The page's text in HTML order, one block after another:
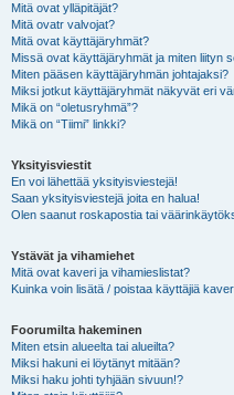
Mitä ovat ylläpitäjät?
Mitä ovatr valvojat?
Mitä ovat käyttäjäryhmät?
Missä ovat käyttäjäryhmät ja miten liityn
Miten pääsen käyttäjäryhmän johtajaksi?
Miksi jotkut käyttäjäryhmät näkyvät eri
Mikä on “oletusryhmä”?
Mikä on “Tiimi” linkki?
Yksityisviestit
En voi lähettää yksityisviestejä!
Saan yksityisviestejä joita en halua!
Olen saanut roskapostia tai
Ystävät ja vihamiehet
Mitä ovat kaveri ja vihamieslistat?
Kuinka voin lisätä / poistaa käyttäjiä
Foorumilta hakeminen
Miten etsin alueelta tai alueilta?
Miksi hakuni ei löytänyt mitään?
Miksi haku johti tyhjään sivuun!?